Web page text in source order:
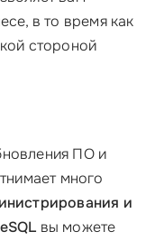
в то время как
стороной
ПО и
много
и
вы можете